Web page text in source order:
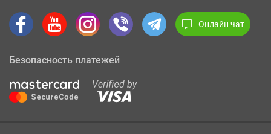
Онлайн чат
Безопасность платежей